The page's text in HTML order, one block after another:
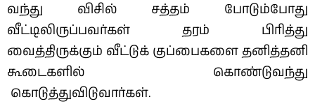
வந்து விசில் சத்தம் போடும்போது
வீட்டிலிருப்பவர்கள் தரம் பிரித்து
வைத்திருக்கும் வீட்டுக் குப்பைகளை தனித்தனி
கூடைகளில் கொண்டுவந்து
கொடுத்துவிடுவார்கள்.